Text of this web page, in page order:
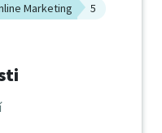
Marketing 5